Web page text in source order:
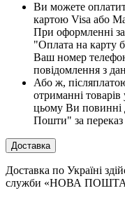
Ви можете
картою Visa або
При оформленні
"Оплата на карту
Ваш номер
повідомлення з
Або ж,
отриманні
цьому Ви повинні
Пошти" за
Доставка
Доставка по Україні
служби «НОВА